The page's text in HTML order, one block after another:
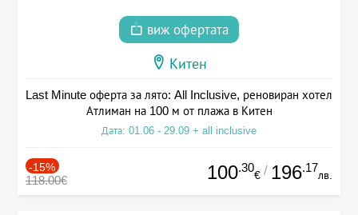
виж офертата
Китен
Last Minute оферта за лято: All Inclusive, реновиран хотел
Атлиман на 100 м от плажа в Китен
Дата: 01.06 - 29.09 + all inclusive
-15%
118.00€ 100.30
€ / 196.17
лв.